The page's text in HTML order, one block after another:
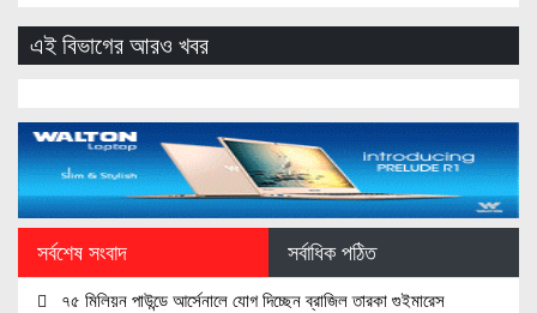
এই বিভাগের আরও খবর
সর্বশেষ সংবাদ সর্বাধিক পঠিত
৭৫ মিলিয়ন পাউন্ডে আর্সেনালে যোগ দিচ্ছেন ব্রাজিল তারকা গুইমারেস